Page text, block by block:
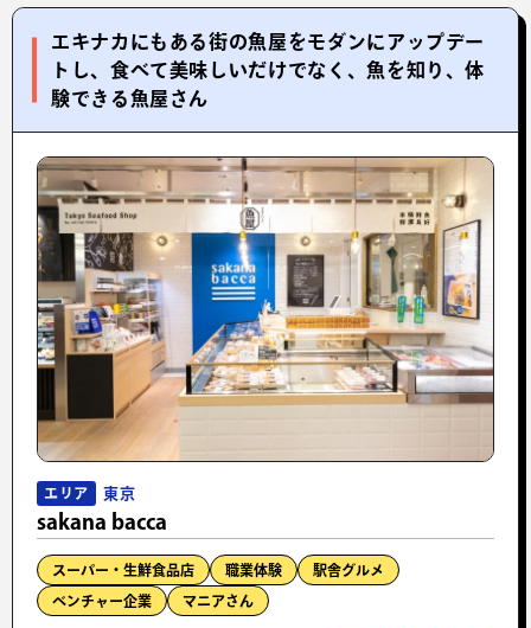
エキナカにもある街の魚屋をモダンにアップデー
トし、食べて美味しいだけでなく、魚を知り、体
験できる魚屋さん
エリア 東京
sakana bacca
スーパー・生鮮食品店 職業体験 駅舎グルメ
ベンチャー企業 マニアさん